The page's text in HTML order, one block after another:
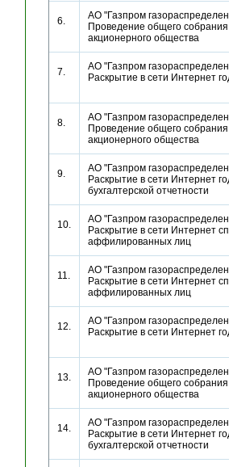
6.
АО "Газпром
Проведение общего
акционерного общества
7.
АО "Газпром
Раскрытие в сети Интернет
8.
АО "Газпром
Проведение общего
акционерного общества
9.
АО "Газпром
Раскрытие в сети Интернет
бухгалтерской отчетности
10.
АО "Газпром
Раскрытие в сети Интернет
аффилированных лиц
11.
АО "Газпром
Раскрытие в сети Интернет
аффилированных лиц
12.
АО "Газпром
Раскрытие в сети Интернет
13.
АО "Газпром
Проведение общего
акционерного общества
14.
АО "Газпром
Раскрытие в сети Интернет
бухгалтерской отчетности